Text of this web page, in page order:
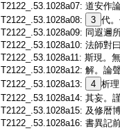
T2122_.53.1028a07: 道安作
T2122_.53.1028a08:
3 代
T2122_.53.1028a09: 同遐邇
T2122_.53.1028a10: 法師對
T2122_.53.1028a11: 斯現。
T2122_.53.1028a12: 解。論
T2122_.53.1028a13:
4 析
T2122_.53.1028a14: 其妄。
T2122_.53.1028a15: 及修暦
T2122_.53.1028a16: 書異記